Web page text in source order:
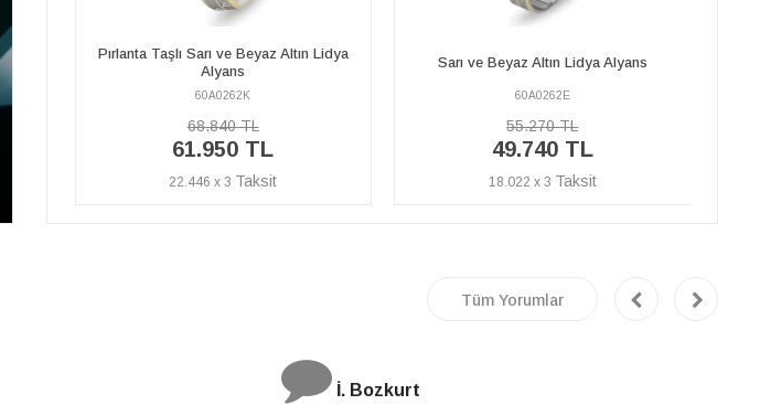
Sarı ve Beyaz Altın Lidya Alyans
60A0262E
55.270 TL
49.740 TL
18.022 x 3
Alyans
60A0262K
68.840 TL
61.950 TL
22.446 x 3
Tüm Yorumlar
E.T